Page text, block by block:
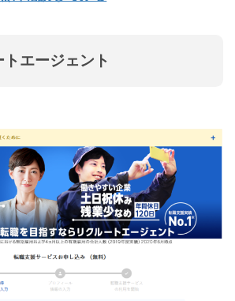
エージェント